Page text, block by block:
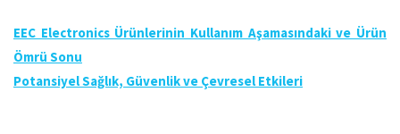
EEC Electronics Ürünlerinin Kullanım Aşamasındaki ve Ürün
Ömrü Sonu
Potansiyel Sağlık, Güvenlik ve Çevresel Etkileri